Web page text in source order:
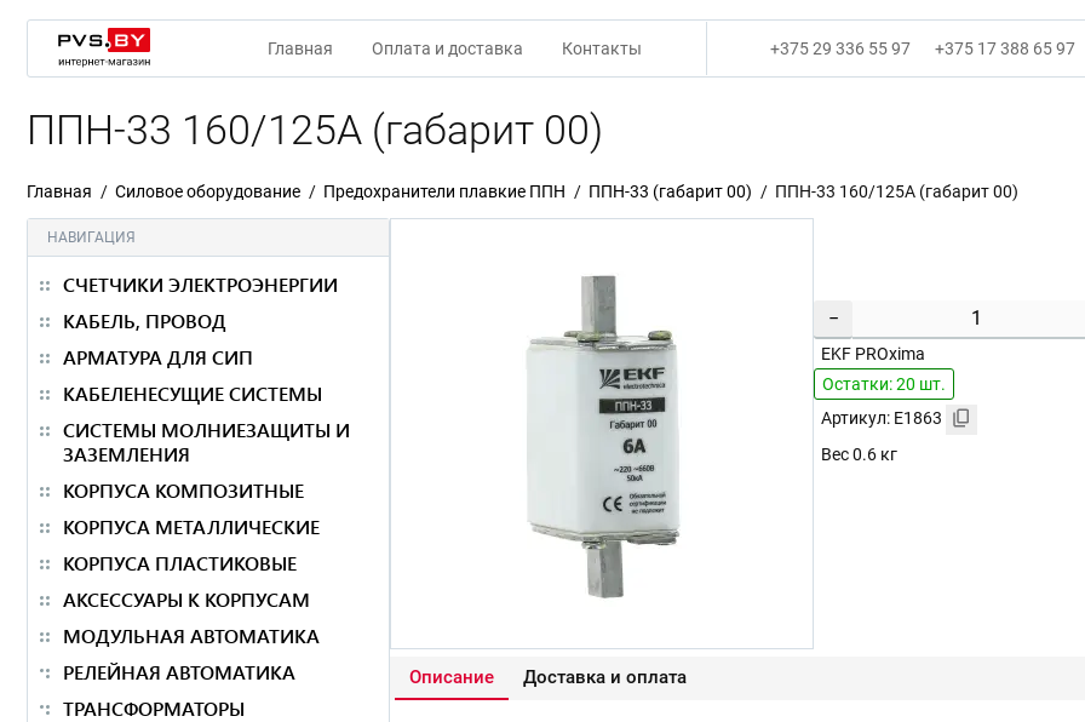
Главная Оплата и доставка Контакты +375 29 336 55 97 +375 17 388 65 97
ППН-33 160/125А (габарит 00)
Главная Силовое оборудование Предохранители плавкие ППН ППН-33 (габарит 00) ППН-33 160/125А (габарит 00)
НАВИГАЦИЯ
СЧЕТЧИКИ ЭЛЕКТРОЭНЕРГИИ
КАБЕЛЬ, ПРОВОД
АРМАТУРА ДЛЯ СИП
КАБЕЛЕНЕСУЩИЕ СИСТЕМЫ
СИСТЕМЫ МОЛНИЕЗАЩИТЫ И
ЗАЗЕМЛЕНИЯ
КОРПУСА КОМПОЗИТНЫЕ
КОРПУСА МЕТАЛЛИЧЕСКИЕ
КОРПУСА ПЛАСТИКОВЫЕ
АКСЕССУАРЫ К КОРПУСАМ
МОДУЛЬНАЯ АВТОМАТИКА
РЕЛЕЙНАЯ АВТОМАТИКА
ТРАНСФОРМАТОРЫ
−
EKF PROxima
Остатки: 20 шт.
Артикул: E1863
Вес 0.6 кг
Описание Доставка и оплата